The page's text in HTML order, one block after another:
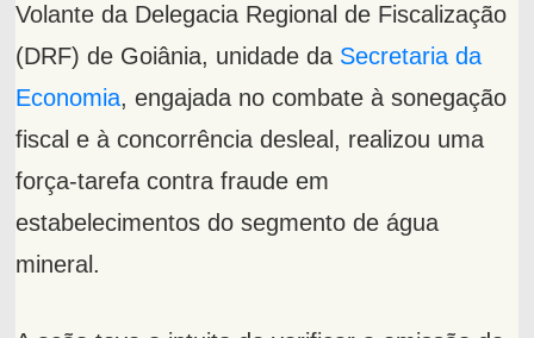
Volante da Delegacia Regional de Fiscalização
(DRF) de Goiânia, unidade da Secretaria da
Economia, engajada no combate à sonegação
fiscal e à concorrência desleal, realizou uma
força-tarefa contra fraude em
estabelecimentos do segmento de água
mineral.